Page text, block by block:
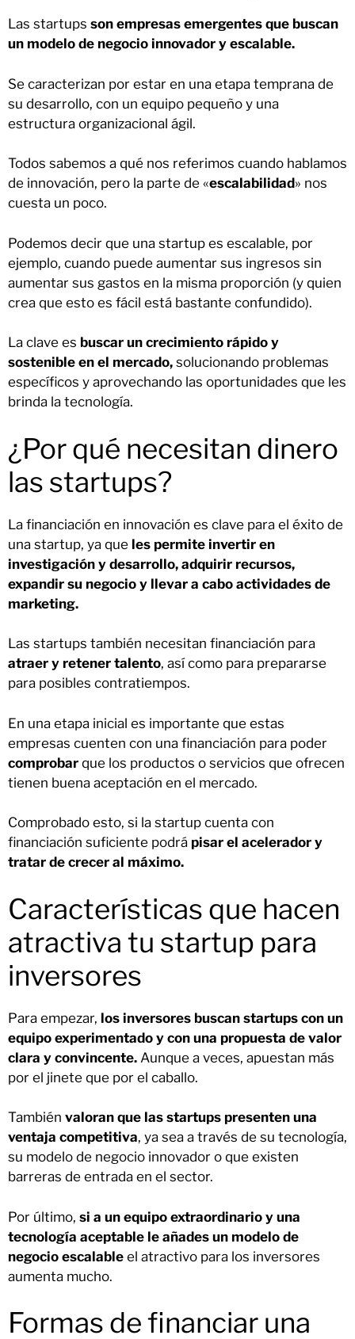
Las startups son empresas emergentes que buscan
un modelo de negocio innovador y escalable.
Se caracterizan por estar en una etapa temprana de
su desarrollo, con un equipo pequeño y una
estructura organizacional ágil.
Todos sabemos a qué nos referimos cuando hablamos
de innovación, pero la parte de «escalabilidad» nos
cuesta un poco.
Podemos decir que una startup es escalable, por
ejemplo, cuando puede aumentar sus ingresos sin
aumentar sus gastos en la misma proporción (y quien
crea que esto es fácil está bastante confundido).
La clave es buscar un crecimiento rápido y
sostenible en el mercado, solucionando problemas
específicos y aprovechando las oportunidades que les
brinda la tecnología.
¿Por qué necesitan dinero
las startups?
La financiación en innovación es clave para el éxito de
una startup, ya que les permite invertir en
investigación y desarrollo, adquirir recursos,
expandir su negocio y llevar a cabo actividades de
marketing.
Las startups también necesitan financiación para
atraer y retener talento, así como para prepararse
para posibles contratiempos.
En una etapa inicial es importante que estas
empresas cuenten con una financiación para poder
comprobar que los productos o servicios que ofrecen
tienen buena aceptación en el mercado.
Comprobado esto, si la startup cuenta con
financiación suficiente podrá pisar el acelerador y
tratar de crecer al máximo.
Características que hacen
atractiva tu startup para
inversores
Para empezar, los inversores buscan startups con un
equipo experimentado y con una propuesta de valor
clara y convincente. Aunque a veces, apuestan más
por el jinete que por el caballo.
También valoran que las startups presenten una
ventaja competitiva, ya sea a través de su tecnología,
su modelo de negocio innovador o que existen
barreras de entrada en el sector.
Por último, si a un equipo extraordinario y una
tecnología aceptable le añades un modelo de
negocio escalable el atractivo para los inversores
aumenta mucho.
Formas de financiar una